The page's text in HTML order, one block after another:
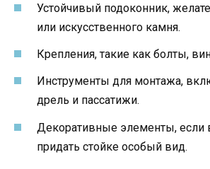
Устойчивый подоконник,
или искусственного камня.
Крепления, такие как болты,
Инструменты для монтажа,
дрель и пассатижи.
Декоративные элементы, если
придать стойке особый вид.